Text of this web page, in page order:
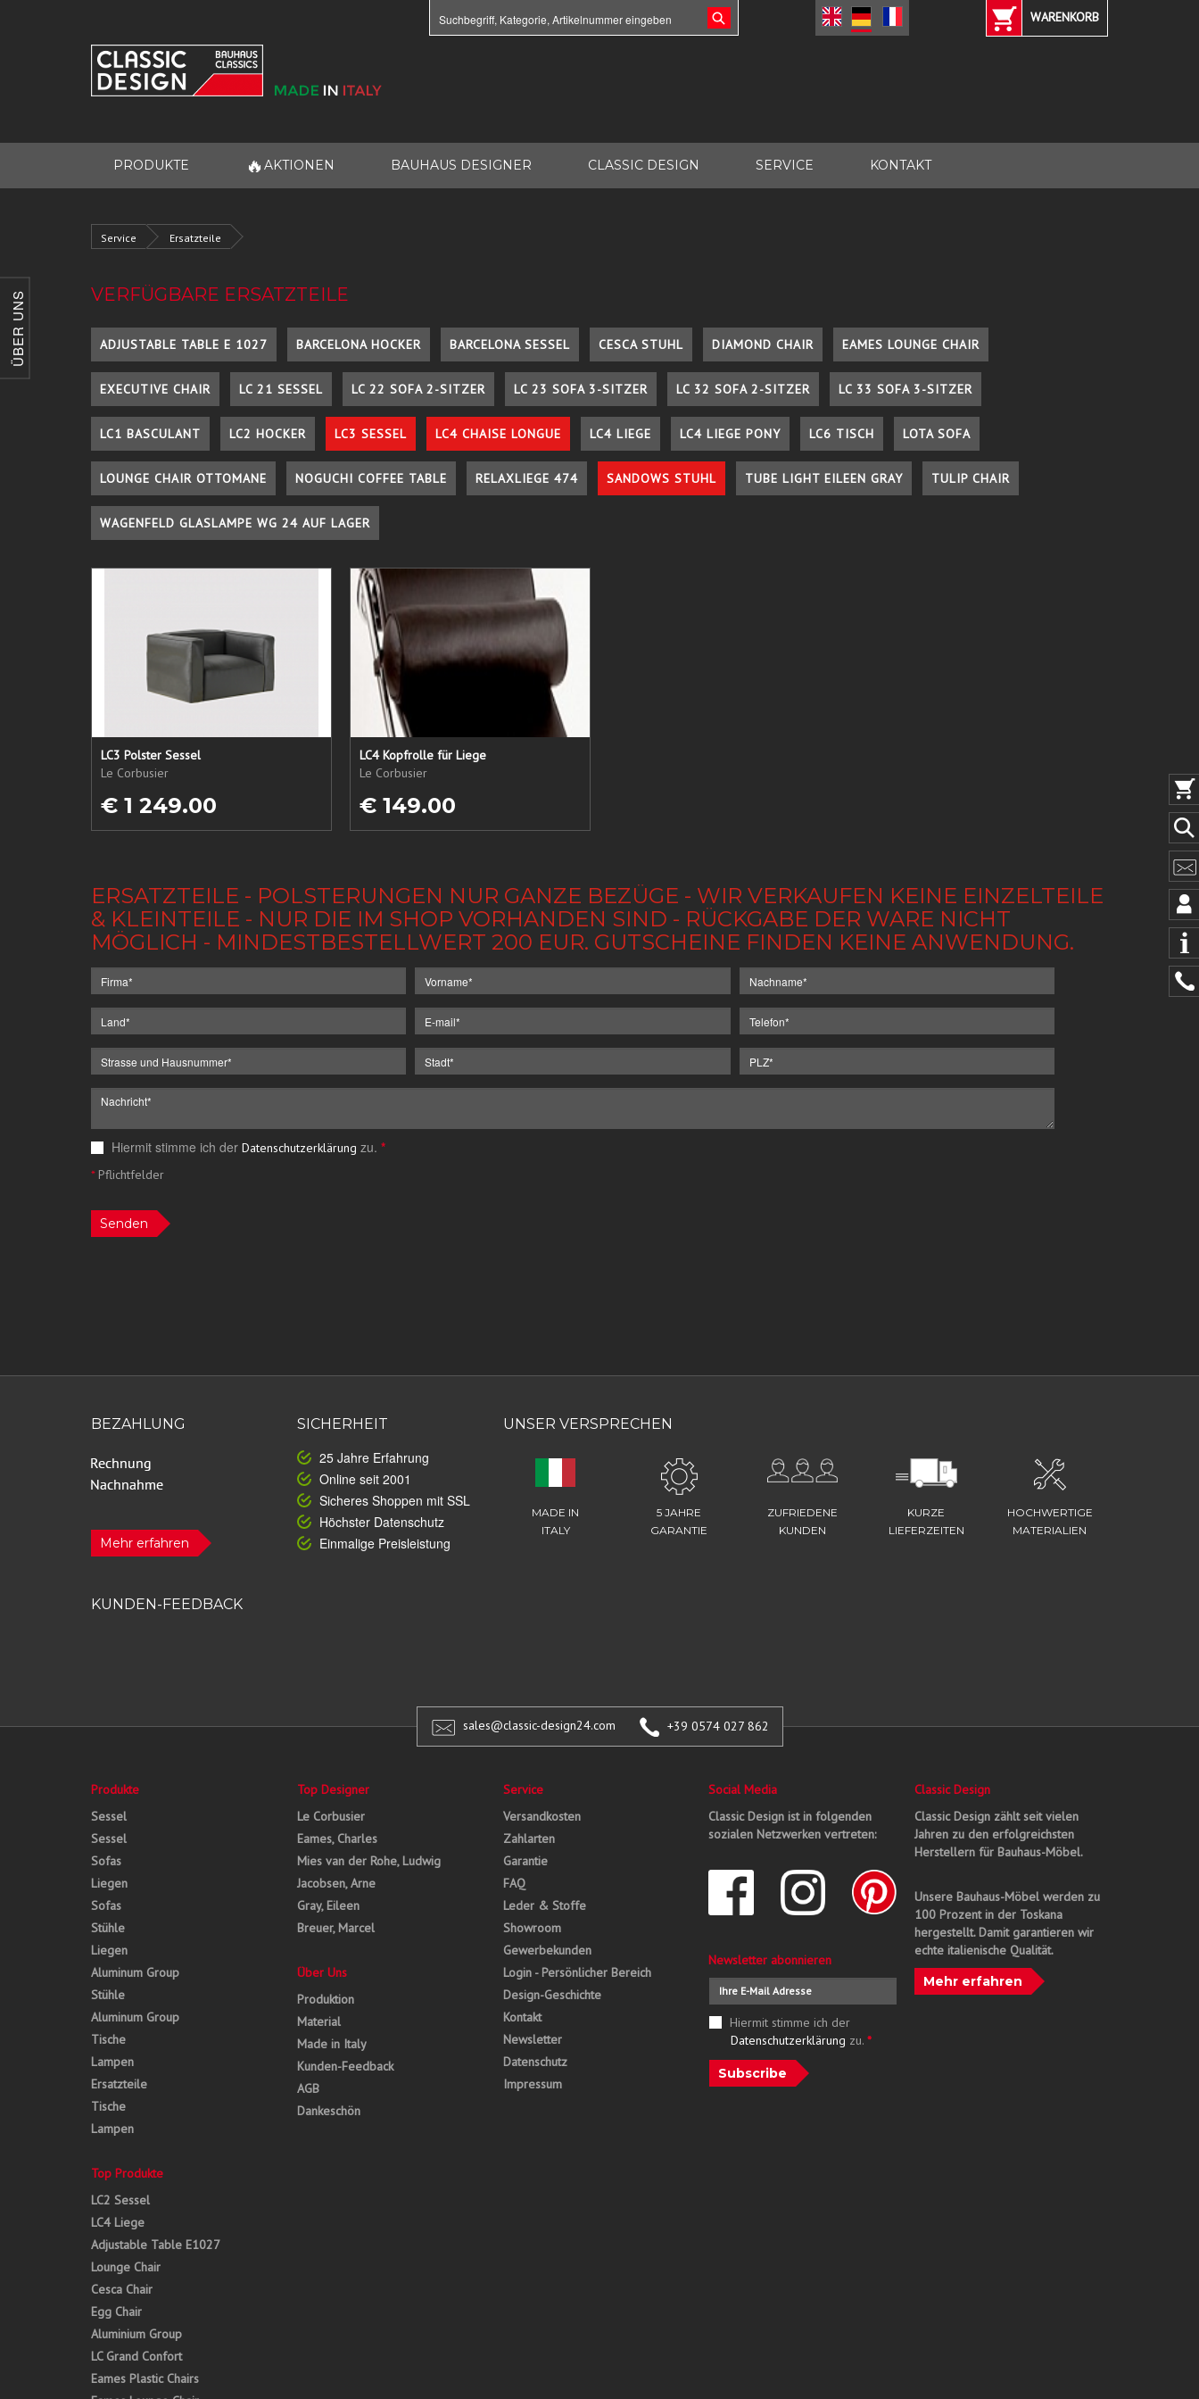
ÜBER UNS
WARENKORB
PRODUKTE 🔥 AKTIONEN BAUHAUS DESIGNER CLASSIC DESIGN SERVICE KONTAKT
Service Ersatzteile
VERFÜGBARE ERSATZTEILE
ADJUSTABLE TABLE E 1027 BARCELONA HOCKER BARCELONA SESSEL CESCA STUHL DIAMOND CHAIR EAMES LOUNGE CHAIR
EXECUTIVE CHAIR LC 21 SESSEL LC 22 SOFA 2-SITZER LC 23 SOFA 3-SITZER LC 32 SOFA 2-SITZER LC 33 SOFA 3-SITZER
LC1 BASCULANT LC2 HOCKER LC3 SESSEL LC4 CHAISE LONGUE LC4 LIEGE LC4 LIEGE PONY LC6 TISCH LOTA SOFA
LOUNGE CHAIR OTTOMANE NOGUCHI COFFEE TABLE RELAXLIEGE 474 SANDOWS STUHL TUBE LIGHT EILEEN GRAY TULIP CHAIR
WAGENFELD GLASLAMPE WG 24 AUF LAGER
LC3 Polster Sessel
Le Corbusier
€ 1 249.00
LC4 Kopfrolle für Liege
Le Corbusier
€ 149.00
ERSATZTEILE - POLSTERUNGEN NUR GANZE BEZÜGE - WIR VERKAUFEN KEINE EINZELTEILE
& KLEINTEILE - NUR DIE IM SHOP VORHANDEN SIND - RÜCKGABE DER WARE NICHT
MÖGLICH - MINDESTBESTELLWERT 200 EUR. GUTSCHEINE FINDEN KEINE ANWENDUNG.
Hiermit stimme ich der Datenschutzerklärung zu. *
*Pflichtfelder
Senden
BEZAHLUNG
Mehr erfahren
SICHERHEIT
25 Jahre Erfahrung
Online seit 2001
Sicheres Shoppen mit SSL
Höchster Datenschutz
Einmalige Preisleistung
UNSER VERSPRECHEN
MADE IN
ITALY
5 JAHRE
GARANTIE
ZUFRIEDENE
KUNDEN
KURZE
LIEFERZEITEN
HOCHWERTIGE
MATERIALIEN
KUNDEN-FEEDBACK
sales@classic-design24.com +39 0574 027 862
Produkte
Sessel
Sessel
Sofas
Liegen
Sofas
Stühle
Liegen
Aluminum Group
Stühle
Aluminum Group
Tische
Lampen
Ersatzteile
Tische
Lampen
Top Produkte
LC2 Sessel
LC4 Liege
Adjustable Table E1027
Lounge Chair
Cesca Chair
Egg Chair
Aluminium Group
LC Grand Confort
Eames Plastic Chairs
Top Designer
Le Corbusier
Eames, Charles
Mies van der Rohe, Ludwig
Jacobsen, Arne
Gray, Eileen
Breuer, Marcel
Über Uns
Produktion
Material
Made in Italy
Kunden-Feedback
AGB
Dankeschön
Service
Versandkosten
Zahlarten
Garantie
FAQ
Leder & Stoffe
Showroom
Gewerbekunden
Login - Persönlicher Bereich
Design-Geschichte
Kontakt
Newsletter
Datenschutz
Impressum
Social Media
Classic Design ist in folgenden
sozialen Netzwerken vertreten:
Newsletter abonnieren
Hiermit stimme ich der
Datenschutzerklärung zu. *
Subscribe
Classic Design
Classic Design zählt seit vielen
Jahren zu den erfolgreichsten
Herstellern für Bauhaus-Möbel.
Unsere Bauhaus-Möbel werden zu
100 Prozent in der Toskana
hergestellt. Damit garantieren wir
echte italienische Qualität.
Mehr erfahren